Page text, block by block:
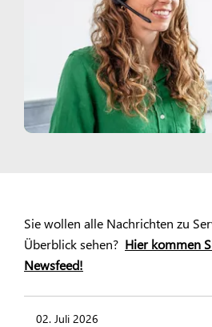
Sie wollen alle Nachrichten zu
Überblick sehen? Hier kommen
Newsfeed!
02. Juli 2026